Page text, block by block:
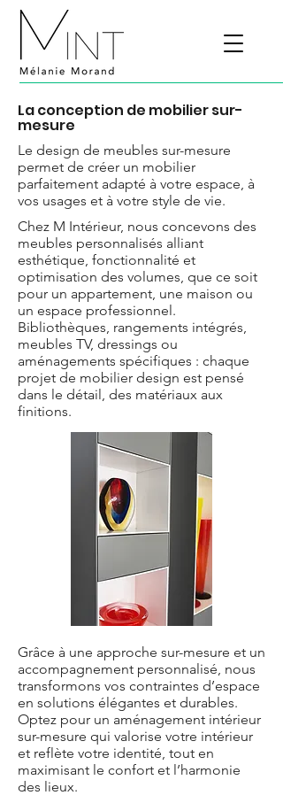
La conception de mobilier sur-
mesure
Le design de meubles sur-mesure
permet de créer un mobilier
parfaitement adapté à votre espace, à
vos usages et à votre style de vie.
Chez M Intérieur, nous concevons des
meubles personnalisés alliant
esthétique, fonctionnalité et
optimisation des volumes, que ce soit
pour un appartement, une maison ou
un espace professionnel.
Bibliothèques, rangements intégrés,
meubles TV, dressings ou
aménagements spécifiques : chaque
projet de mobilier design est pensé
dans le détail, des matériaux aux
finitions.
Grâce à une approche sur-mesure et un
accompagnement personnalisé, nous
transformons vos contraintes d’espace
en solutions élégantes et durables.
Optez pour un aménagement intérieur
sur-mesure qui valorise votre intérieur
et reflète votre identité, tout en
maximisant le confort et l’harmonie
des lieux.